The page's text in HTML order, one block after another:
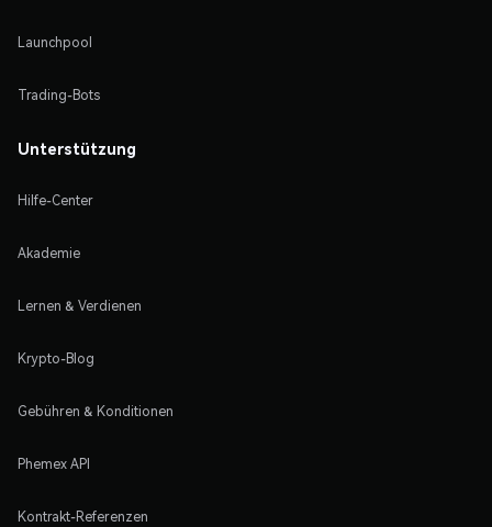
Launchpool
Trading-Bots
Unterstützung
Hilfe-Center
Akademie
Lernen & Verdienen
Krypto-Blog
Gebühren & Konditionen
Phemex API
Kontrakt-Referenzen